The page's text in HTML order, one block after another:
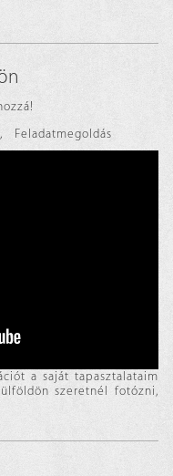
, Feladatmegoldás
a saját tapasztalataim
szeretnél fotózni,